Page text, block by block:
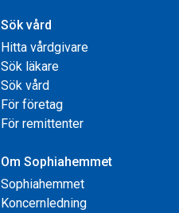
Sök vård
Hitta vårdgivare
Sök läkare
Sök vård
För företag
För remittenter
Om Sophiahemmet
Sophiahemmet
Koncernledning